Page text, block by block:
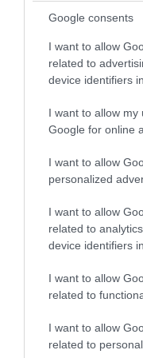
Google consents
I want to allow
related to
device identifiers
I want to allow
Google for online
I want to allow
personalized
I want to allow
related to
device identifiers
I want to allow
related to
I want to allow
related to
a horoszkóp keleti
mutatja. Ez a jegy
valaki az emberek
és Skorpió
intenzívebb és
Hold jegye: A Hold
napjegyű és
érzékeny és
érti és reagál
Bolygói pozíciók:
bolygók pozíciója
szerelem és a
milyen módon